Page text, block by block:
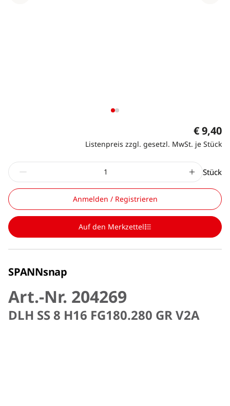
€ 9,40
Listenpreis zzgl. gesetzl. MwSt. je Stück
Stück
Anmelden / Registrieren
Auf den Merkzettel
SPANNsnap
Art.-Nr. 204269
DLH SS 8 H16 FG180.280 GR V2A